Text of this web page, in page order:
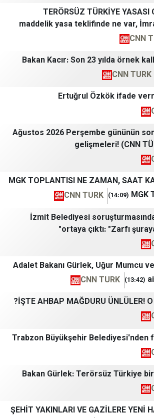
TERÖRSÜZ
maddelik yasa
Bakan Kacır: Son 23
Ertuğrul
6 Ağustos 2026
MGK TOPLANTISI NE
CNN TURK
İzmit Belediyesi
ortaya
Adalet Bakanı Gürlek,
CNN
İŞTE AHBAP
Trabzon Büyükşehir
Bakan Gürlek:
ŞEHİT YAKINLARI VE